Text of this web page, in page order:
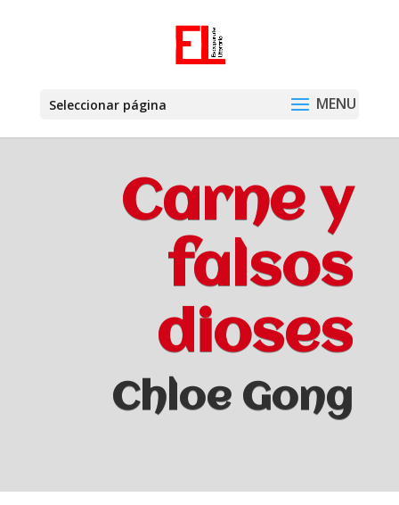
Seleccionar página
Carne y
falsos
dioses
Chloe Gong